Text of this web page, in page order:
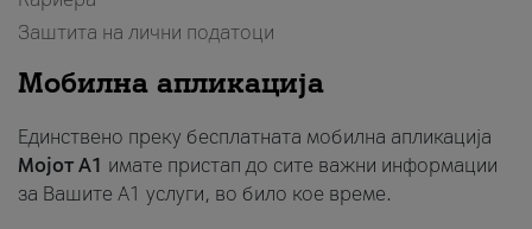
Заштита на лични податоци
Мобилна апликација
Единствено преку бесплатната мобилна апликација
Мојот A1 имате пристап до сите важни информации
за Вашите A1 услуги, во било кое време.